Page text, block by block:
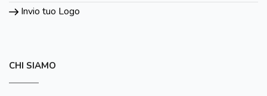
Invio tuo Logo
CHI SIAMO